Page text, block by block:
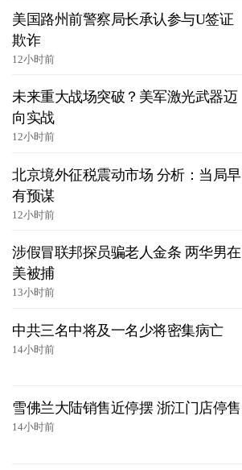
美国路州前警察局长承认参与U签证
欺诈
12小时前
未来重大战场突破？美军激光武器迈
向实战
12小时前
北京境外征税震动市场 分析：当局早
有预谋
12小时前
涉假冒联邦探员骗老人金条 两华男在
美被捕
13小时前
中共三名中将及一名少将密集病亡
14小时前
雪佛兰大陆销售近停摆 浙江门店停售
14小时前